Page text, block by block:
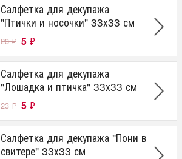
Салфетка для декупажа
"Птички и носочки" 33х33 см
23₽ 5 ₽
Салфетка для декупажа
"Лошадка и птичка" 33х33 см
23₽ 5 ₽
Салфетка для декупажа "Пони в
свитере" 33х33 см